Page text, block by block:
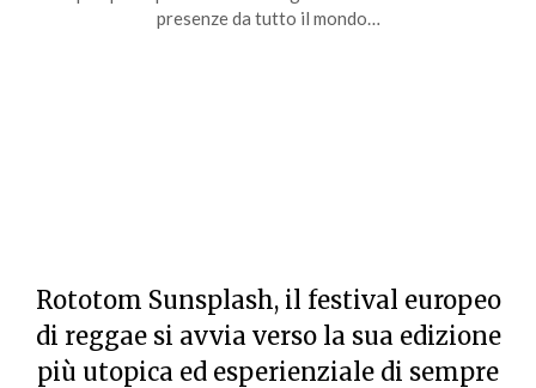
presenze da tutto il mondo…
Rototom Sunsplash, il festival europeo
di reggae si avvia verso la sua edizione
più utopica ed esperienziale di sempre